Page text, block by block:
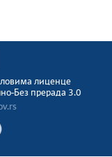
лиценце
Без прерада 3.0